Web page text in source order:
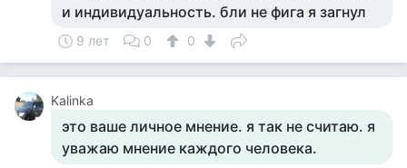
и индивидуальность. бли не фига я загнул
9 лет 0 0
Kalinka
это ваше личное мнение. я так не считаю. я
уважаю мнение каждого человека.